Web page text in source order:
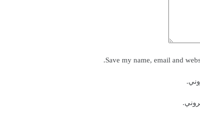
Save my name, email and